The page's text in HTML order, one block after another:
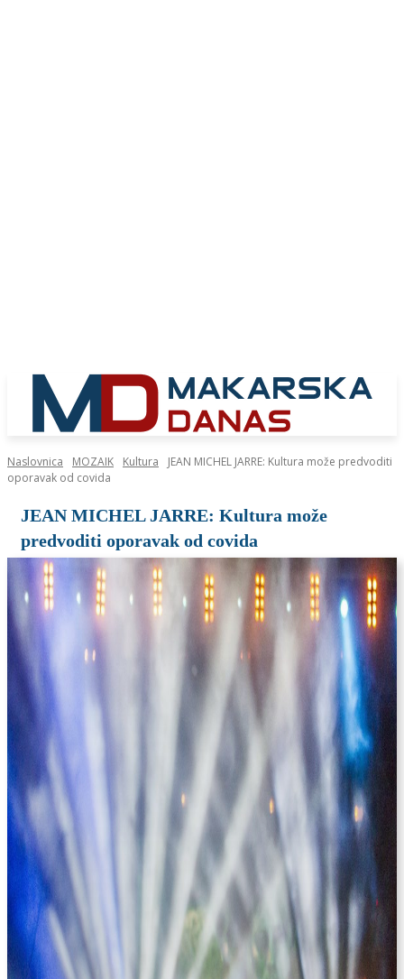
Naslovnica MOZAIK Kultura
JEAN MICHEL JARRE: Kultura može predvoditi
oporavak od covida
JEAN MICHEL JARRE: Kultura može
predvoditi oporavak od covida